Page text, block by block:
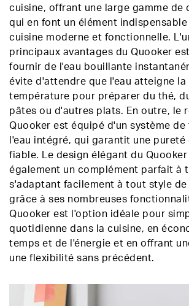
cuisine, offrant une large gamme de
qui en font un élément
cuisine moderne et fonctionnelle.
principaux avantages du Quooker
fournir de l'eau bouillante
évite d'attendre que l'eau atteigne la
température pour préparer du thé,
pâtes ou d'autres plats. En outre, le
Quooker est équipé d'un système
l'eau intégré, qui garantit une pureté
fiable. Le design élégant du
également un complément parfait à
s'adaptant facilement à tout style de
grâce à ses nombreuses
Quooker est l'option idéale pour
quotidienne dans la cuisine, en
temps et de l'énergie et en offrant
une flexibilité sans précédent.